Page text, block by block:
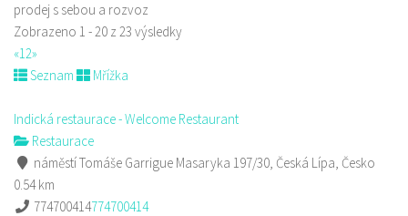
prodej s sebou a rozvoz
Zobrazeno 1 - 20 z 23 výsledky
«12»
Seznam
Mřížka
Indická restaurace - Welcome Restaurant
Restaurace
náměstí Tomáše Garrigue Masaryka 197/30, Česká Lípa, Česko
0.54 km
774700414774700414